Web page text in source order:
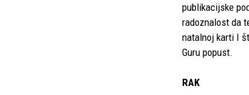
publikacijske
radoznalost da
natalnoj karti I
Guru popust.
RAK